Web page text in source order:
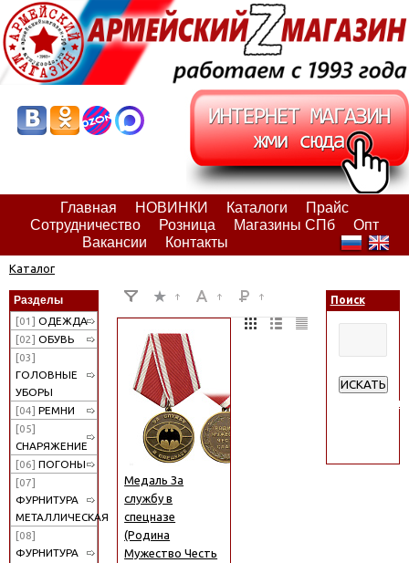
Главная НОВИНКИ Каталоги
Прайс
Сотрудничество
Розница Магазины СПб
Опт
Вакансии
Контакты
Каталог
Разделы
[01] ОДЕЖДА
[02] ОБУВЬ
[03]
ГОЛОВНЫЕ
УБОРЫ
[04] РЕМНИ
[05]
СНАРЯЖЕНИЕ
[06] ПОГОНЫ
[07]
ФУРНИТУРА
МЕТАЛЛИЧЕСКАЯ
[08]
ФУРНИТУРА
Медаль За
службу в
спецназе
(Родина
Мужество Честь
Поиск
ИСКАТЬ